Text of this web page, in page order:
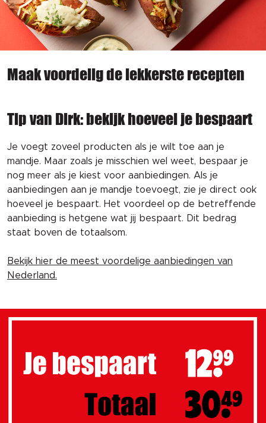
Maak voordelig de lekkerste recepten
Tip van Dirk: bekijk hoeveel je bespaart
Je voegt zoveel producten als je wilt toe aan je
mandje. Maar zoals je misschien wel weet, bespaar je
nog meer als je kiest voor aanbiedingen. Als je
aanbiedingen aan je mandje toevoegt, zie je direct ook
hoeveel je bespaart. Het voordeel op de betreffende
aanbieding is hetgene wat jij bespaart. Dit bedrag
staat boven de totaalsom.
Bekijk hier de meest voordelige aanbiedingen van
Nederland.